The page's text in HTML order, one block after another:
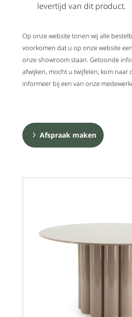
levertijd van dit product.
Op onze website tonen wij alle
voorkomen dat u op onze website
onze showroom staan. Getoonde
afwijken, mocht u twijfelen, kom naar
informeer bij een van onze
Afspraak maken